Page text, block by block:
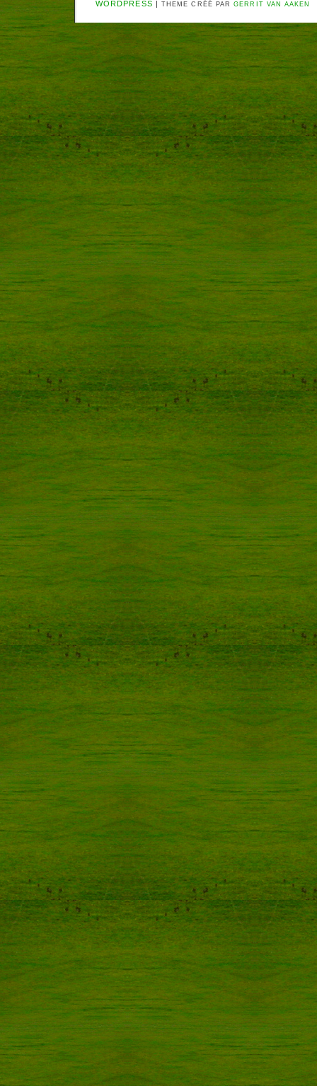
WORDPRESS | THEME CRÉÉ PARGERRIT VAN AAKEN